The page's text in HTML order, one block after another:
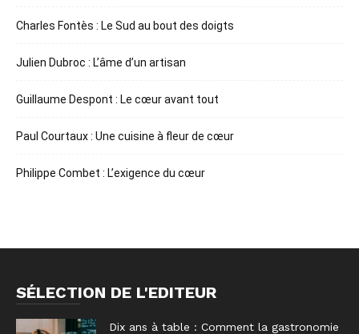
Charles Fontès : Le Sud au bout des doigts
Julien Dubroc : L’âme d’un artisan
Guillaume Despont : Le cœur avant tout
Paul Courtaux : Une cuisine à fleur de cœur
Philippe Combet : L’exigence du cœur
SÉLECTION DE L'EDITEUR
Dix ans à table : Comment la gastronomie